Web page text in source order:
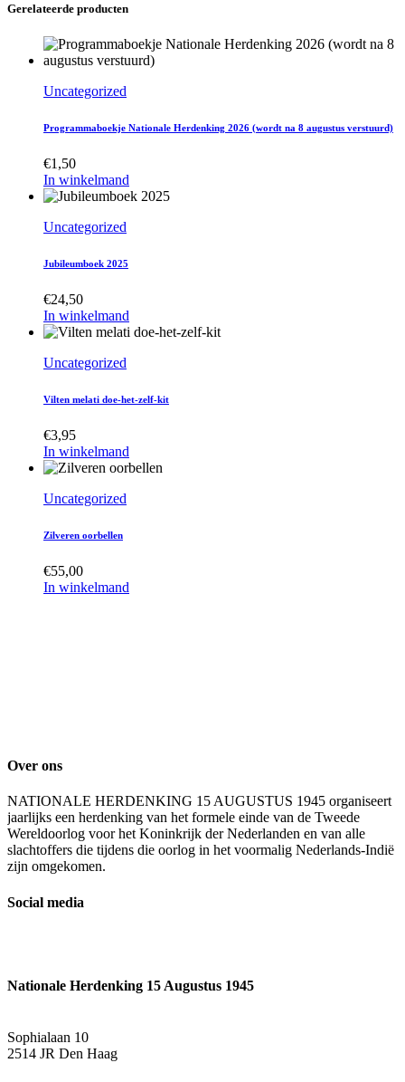
Gerelateerde producten
Uncategorized
Programmaboekje Nationale Herdenking 2026 (wordt na 8 augustus verstuurd)
€1,50
In winkelmand
Uncategorized
Jubileumboek 2025
€24,50
In winkelmand
Uncategorized
Vilten melati doe-het-zelf-kit
€3,95
In winkelmand
Uncategorized
Zilveren oorbellen
€55,00
In winkelmand
Over ons
NATIONALE HERDENKING 15 AUGUSTUS 1945 organiseert
jaarlijks een herdenking van het formele einde van de Tweede
Wereldoorlog voor het Koninkrijk der Nederlanden en van alle
slachtoffers die tijdens die oorlog in het voormalig Nederlands-Indië
zijn omgekomen.
Social media
Nationale Herdenking 15 Augustus 1945
Sophialaan 10
2514 JR Den Haag